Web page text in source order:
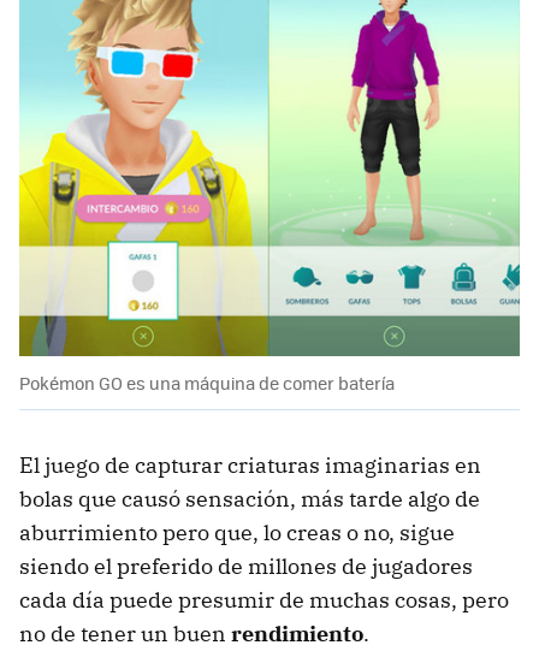
Pokémon GO es una máquina de comer batería
El juego de capturar criaturas imaginarias en
bolas que causó sensación, más tarde algo de
aburrimiento pero que, lo creas o no, sigue
siendo el preferido de millones de jugadores
cada día puede presumir de muchas cosas, pero
no de tener un buen rendimiento.